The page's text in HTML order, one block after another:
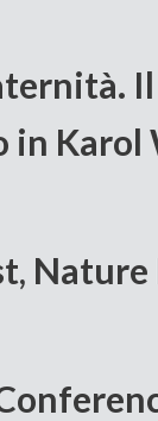
in
Nature